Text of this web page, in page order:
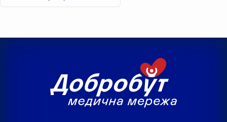
Корнєєва
Сергіївна
Рентгенолог,
років досвіду
Мартинчук